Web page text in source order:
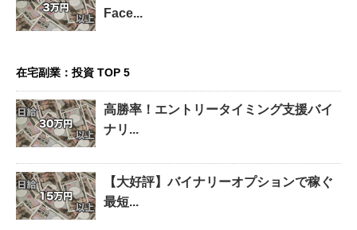
Face...
在宅副業：投資 TOP 5
高勝率！エントリータイミング支援バイ
ナリ...
【大好評】バイナリーオプションで稼ぐ
最短...